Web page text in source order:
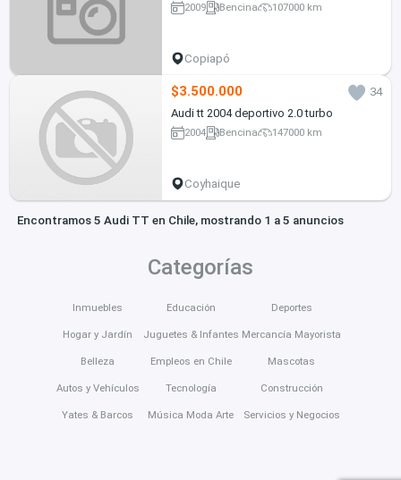
2009 Bencina 107000 km
Copiapó
$3.500.000
34
Audi tt 2004 deportivo 2.0 turbo
2004 Bencina 147000 km
Coyhaique
Encontramos 5 Audi TT en Chile, mostrando 1 a 5 anuncios
Categorías
Inmuebles
Hogar y Jardín
Belleza
Autos y Vehículos
Yates & Barcos
Educación
Juguetes & Infantes
Empleos en Chile
Tecnología
Música Moda Arte
Deportes
Mercancía Mayorista
Mascotas
Construcción
Servicios y Negocios